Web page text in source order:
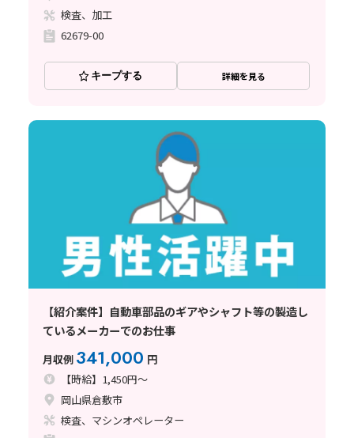
検査、加工
62679-00
キープする 詳細を見る
【紹介案件】自動車部品のギアやシャフト等の製造し
ているメーカーでのお仕事
月収例 341,000 円
【時給】1,450円～
岡山県倉敷市
検査、マシンオペレーター